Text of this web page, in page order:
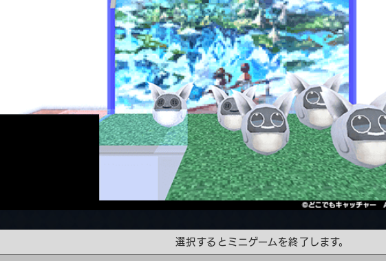
選択するとミニゲームを終了します。